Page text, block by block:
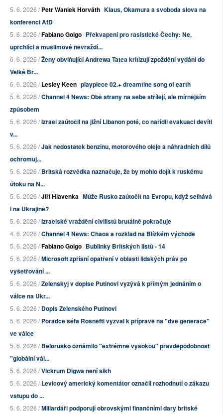
5. 6. 2026 /Petr Waniek Horváth Klaus, Okamura a svoboda slova na
konferenci AfD
5. 6. 2026 /Fabiano Golgo Překvapení pro rasistické Čechy: Ne,
uprchlíci a muslimové nevraždí...
6. 6. 2026 /Ženy obviňující Andrewa Tatea kritizují zpoždění vydání do
Velké Br...
6. 6. 2026 /Lesley Keen playpiece 02.+ dreamtine song of earth
5. 6. 2026 /Channel 4 News: Obě strany na sebe střílejí, ale mírnějším
způsobem
5. 6. 2026 /Izrael zaútočil na jižní Libanon poté, co nařídil evakuaci devíti
v...
5. 6. 2026 /Jak nedostatek benzínu, motorového oleje a náhradních dílů
ochromuj...
5. 6. 2026 /Britská rozvědka naznačuje, že by mohlo dojít k ruskému
útoku na N...
5. 6. 2026 /Jiří Hlavenka Může Rusko zaútočit na Evropu, když selhává
i na Ukrajině?
5. 6. 2026 /Izraelské vraždění civilistů brutálně pokračuje
4. 6. 2026 /Channel 4 News: Chaos a rozklad na Blízkém východě
5. 6. 2026 /Fabiano Golgo Bublinky Britských listů - 14
5. 6. 2026 /Microsoft zpřísní opatření v oblasti lidských práv po
vyšetřování ...
5. 6. 2026 /Zelenskyj v dopise Putinovi vyzývá k přímým jednáním o
válce na Ukr...
5. 6. 2026 /Dopis Zelenského Putinovi
5. 6. 2026 /Poradce šéfa Rosněfti vyzval k přípravě na "dvě generace"
ve válce
5. 6. 2026 /Bělorusko oznámilo "extrémně vysokou" pravděpodobnost
"globální vál...
5. 6. 2026 /Vickrum Digwa není sikh
5. 6. 2026 /Levicový americký komentátor označil rozhodnutí o zákazu
vstupu do ...
5. 6. 2026 /Miliardáři podporují obrovskými finančními dary britské